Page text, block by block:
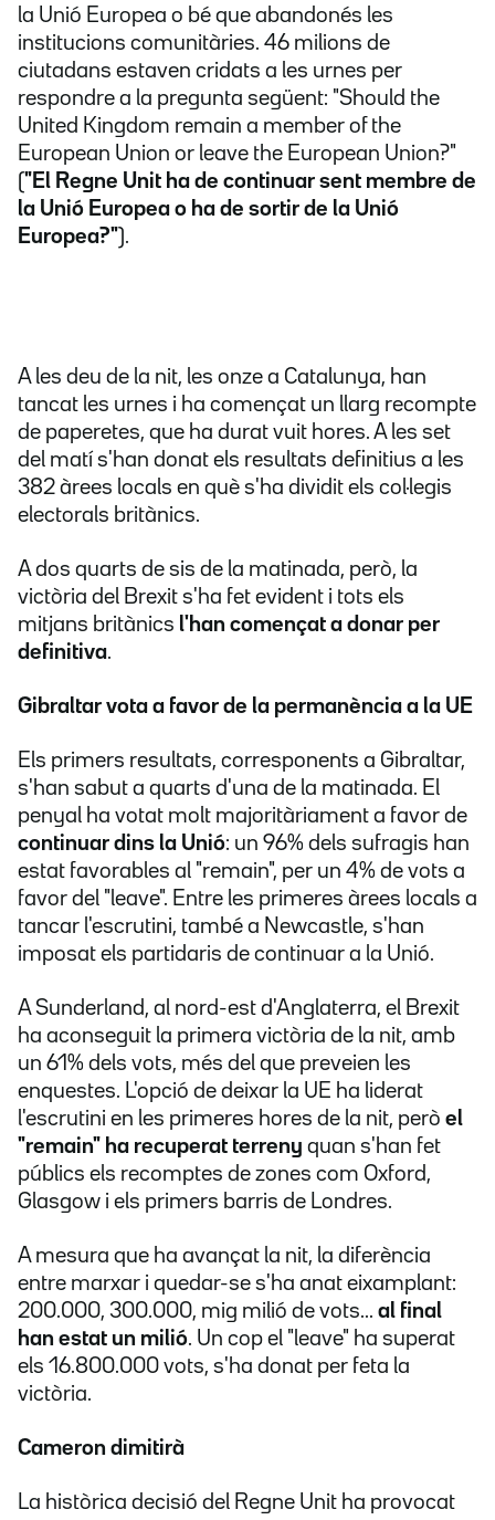
la Unió Europea o bé que abandonés les
institucions comunitàries. 46 milions de
ciutadans estaven cridats a les urnes per
respondre a la pregunta següent: "Should the
United Kingdom remain a member of the
European Union or leave the European Union?"
("El Regne Unit ha de continuar sent membre de
la Unió Europea o ha de sortir de la Unió
Europea?").
A les deu de la nit, les onze a Catalunya, han
tancat les urnes i ha començat un llarg recompte
de paperetes, que ha durat vuit hores. A les set
del matí s'han donat els resultats definitius a les
382 àrees locals en què s'ha dividit els col·legis
electorals britànics.
A dos quarts de sis de la matinada, però, la
victòria del Brexit s'ha fet evident i tots els
mitjans britànics l'han començat a donar per
definitiva.
Gibraltar vota a favor de la permanència a la UE
Els primers resultats, corresponents a Gibraltar,
s'han sabut a quarts d'una de la matinada. El
penyal ha votat molt majoritàriament a favor de
continuar dins la Unió: un 96% dels sufragis han
estat favorables al "remain", per un 4% de vots a
favor del "leave". Entre les primeres àrees locals a
tancar l'escrutini, també a Newcastle, s'han
imposat els partidaris de continuar a la Unió.
A Sunderland, al nord-est d'Anglaterra, el Brexit
ha aconseguit la primera victòria de la nit, amb
un 61% dels vots, més del que preveien les
enquestes. L'opció de deixar la UE ha liderat
l'escrutini en les primeres hores de la nit, però el
"remain" ha recuperat terreny quan s'han fet
públics els recomptes de zones com Oxford,
Glasgow i els primers barris de Londres.
A mesura que ha avançat la nit, la diferència
entre marxar i quedar-se s'ha anat eixamplant:
200.000, 300.000, mig milió de vots... al final
han estat un milió. Un cop el "leave" ha superat
els 16.800.000 vots, s'ha donat per feta la
victòria.
Cameron dimitirà
La històrica decisió del Regne Unit ha provocat